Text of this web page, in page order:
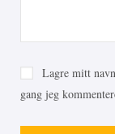
Lagre mitt
gang jeg